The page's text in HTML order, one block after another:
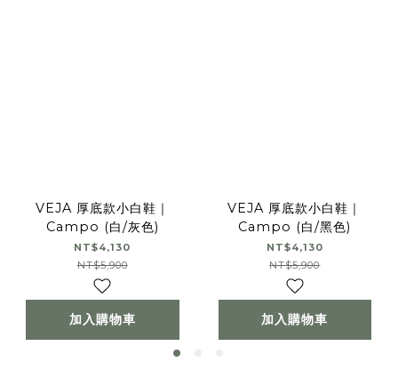
VEJA 厚底款小白鞋｜
Campo (白/灰色)
NT$4,130
NT$5,900
加入購物車
VEJA 厚底款小白鞋｜
Campo (白/黑色)
NT$4,130
NT$5,900
加入購物車